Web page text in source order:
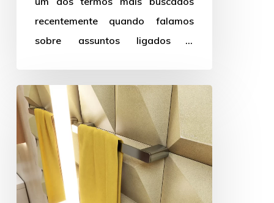
recentemente quando falamos
sobre assuntos ligados à
Porta-
toalhas
para
banheiro:
escolha
corretamente